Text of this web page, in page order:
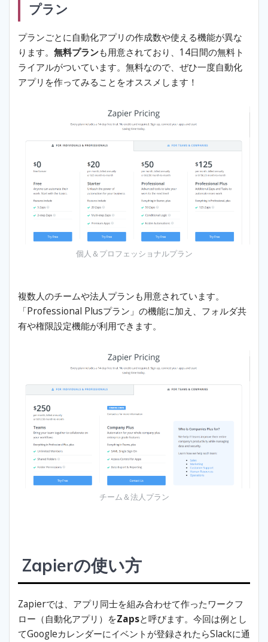
プラン
プランごとに自動化アプリの作成数や使える機能が異な
ります。 無料プランも用意されており、14日間の無料ト
ライアルがついています。無料なので、ぜひ一度自動化
アプリを作ってみることをオススメします！
個人＆プロフェッショナルプラン
複数人のチームや法人プランも用意されています。
「Professional Plusプラン」の機能に加え、フォルダ共
有や権限設定機能が利用できます。
チーム＆法人プラン
Zapierの使い方
Zapierでは、アプリ同士を組み合わせて作ったワークフ
ロー（自動化アプリ）をZapsと呼びます。今回は例とし
てGoogleカレンダーにイベントが登録されたらSlackに通